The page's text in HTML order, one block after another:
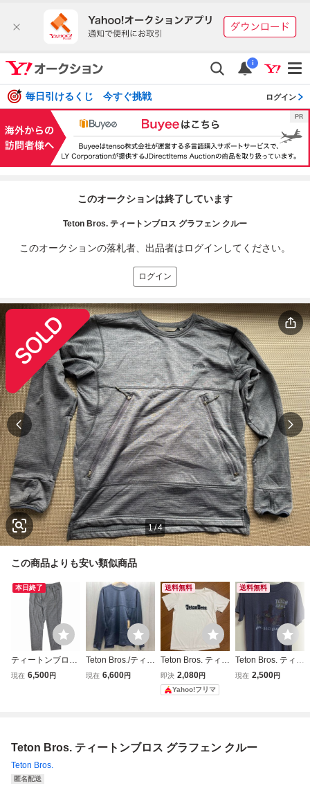
i
毎日引けるくじ 今すぐ挑戦 ログイン
このオークションは終了しています
Teton Bros. ティートンブロス グラフェン クルー
このオークションの落札者、出品者はログインしてください。
ログイン
1/4
この商品よりも安い類似商品
本日終了
ティートンブロス
Graphene Pant グ
現在 6,500円
Teton Bros./ティー
トンブロス アクテ
ナー
現在 6,600円
送料無料
Teton Bros. ティー
トンブロス ロゴT
シャツ ホワイト
半袖
即決 2,080円
Yahoo!フリマ
送料無料
Teton Bros. ティー
トンブロス Tシ
現在 2,500円
Teton Bros. ティートンブロス グラフェン クルー
Teton Bros.
匿名配送